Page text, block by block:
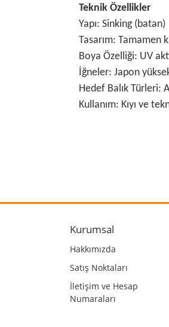
Teknik Özellikler
Yapı: Sinking (batan)
Tasarım: Tamamen
Boya Özelliği: UV
İğneler: Japon
Hedef Balık Türleri:
Kullanım: Kıyı ve
Ürün resmi
Ürün bilgilerinde
Ürün fiyatı diğer
Bu ürüne benzer
Kurumsal
Hakkımızda
Satış Noktaları
İletişim ve Hesap
Numaraları